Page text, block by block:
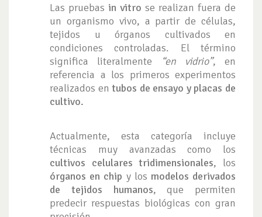
Las pruebas in vitro se realizan fuera de
un organismo vivo, a partir de células,
tejidos u órganos cultivados en
condiciones controladas. El término
significa literalmente
“en vidrio”, en
referencia a los primeros experimentos
realizados entubos de ensayo y placas de
cultivo.
Actualmente, esta categoría incluye
técnicas muy avanzadas como los
cultivos celulares tridimensionales, los
órganos en chip y los modelos derivados
de tejidos humanos, que permiten
predecir respuestas biológicas con gran